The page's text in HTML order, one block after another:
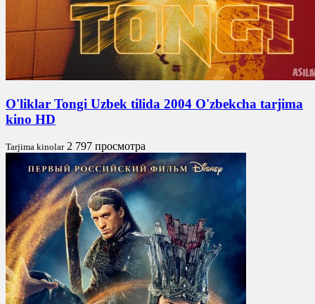
O'liklar Tongi Uzbek tilida 2004 O'zbekcha tarjima
kino HD
Tarjima kinolar 2 797 просмотра